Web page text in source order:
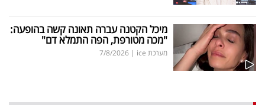
מיכל הקטנה עברה תאונה קשה בהופעה:
"מכה מטורפת, הפה התמלא דם"
מערכת ice |
7/8/2026